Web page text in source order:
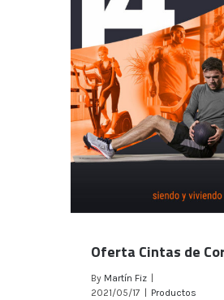
Oferta Cintas de
By Martín Fiz
2021/05/17
Productos